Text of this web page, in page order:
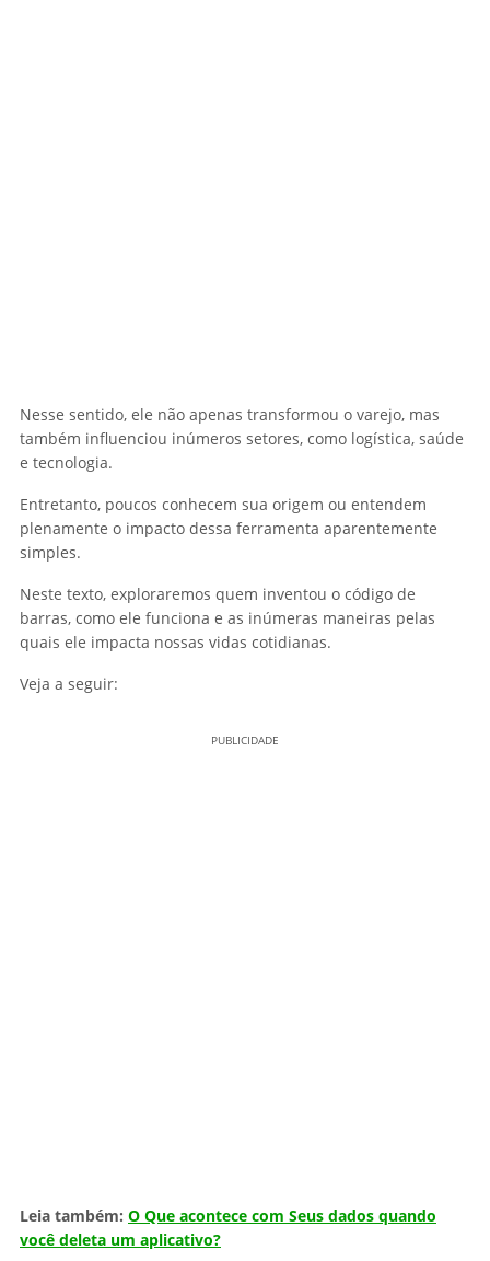
Nesse sentido, ele não apenas transformou o varejo, mas
também influenciou inúmeros setores, como logística, saúde
e tecnologia.
Entretanto, poucos conhecem sua origem ou entendem
plenamente o impacto dessa ferramenta aparentemente
simples.
Neste texto, exploraremos quem inventou o código de
barras, como ele funciona e as inúmeras maneiras pelas
quais ele impacta nossas vidas cotidianas.
Veja a seguir:
PUBLICIDADE
Leia também: O Que acontece com Seus dados quando
você deleta um aplicativo?